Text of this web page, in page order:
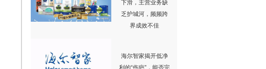
下滑，主营业务缺
乏护城河，频频跨
界成效不佳
海尔智家揭开低净
利的“伤疤”，能否完